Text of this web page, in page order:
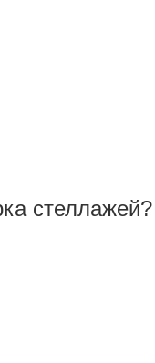
стеллажей?